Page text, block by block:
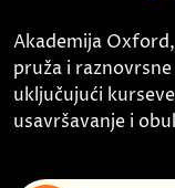
Akademija
pruža i
uključujući
usavršavanje i